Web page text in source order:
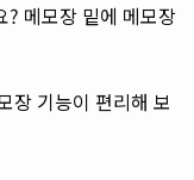
메모장 밑에 메모장
기능이 편리해 보